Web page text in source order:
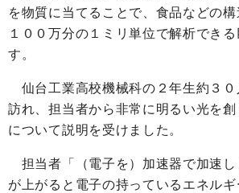
を物質に当てることで、食品などの
１００万分の１ミリ単位で解析でき
す。
仙台工業高校機械科の２年生約３０
訪れ、担当者から非常に明るい光を
について説明を受けました。
担当者「（電子を）加速器で加速し
が上がると電子の持っているエネル